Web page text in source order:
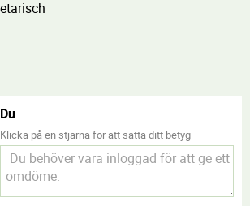
Du
Klicka på en stjärna för att sätta ditt betyg